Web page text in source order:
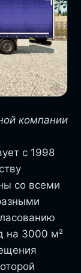
компании
с 1998
со всеми
на 3000 м²